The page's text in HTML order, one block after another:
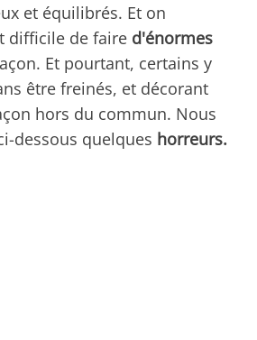
et équilibrés. Et on
difficile de faire d'énormes
Et pourtant, certains y
être freinés, et décorant
hors du commun. Nous
dessous quelques horreurs.